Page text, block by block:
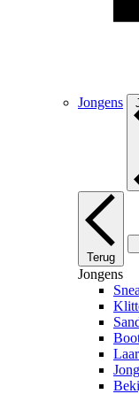
Jongens
Terug
Jongens